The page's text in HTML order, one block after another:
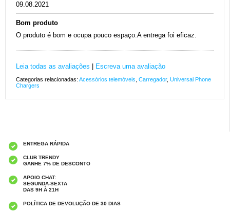
09.08.2021
Bom produto
O produto é bom e ocupa pouco espaço.A entrega foi eficaz.
Leia todas as avaliações Escreva uma avaliação
Categorias relacionadas: Acessórios telemóveis Carregador, Universal Phone
Chargers
ENTREGA RÁPIDA
CLUB TRENDY
GANHE 7% DE DESCONTO
APOIO CHAT:
SEGUNDA-SEXTA
DAS 9H À 21H
POLÍTICA DE DEVOLUÇÃO DE 30 DIAS